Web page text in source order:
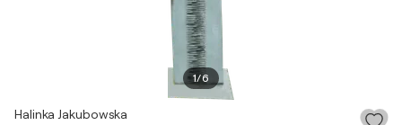
1/6
Halinka Jakubowska